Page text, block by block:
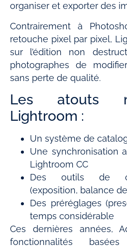
organiser et exporter des
Contrairement à
retouche pixel par pixel,
sur l’édition non
photographes de
sans perte de qualité.
Les atouts
Lightroom :
Un système de
Une synchronisation
Lightroom CC
Des outils de
(exposition, balance
Des préréglages
temps considérable
Ces dernières années,
fonctionnalités